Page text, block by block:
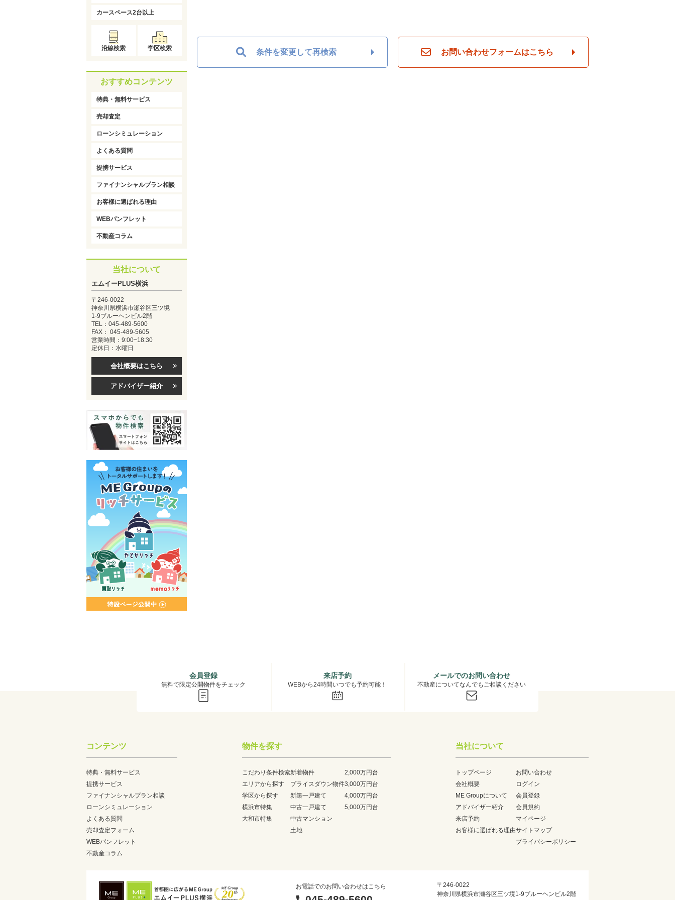
条件を変更して再検索 お問い合わせフォームはこちら
カースペース2台以上
沿線検索 学区検索
おすすめコンテンツ
特典・無料サービス
売却査定
ローンシミュレーション
よくある質問
提携サービス
ファイナンシャルプラン相談
お客様に選ばれる理由
WEBパンフレット
不動産コラム
当社について
エムイーPLUS横浜
〒246-0022
神奈川県横浜市瀬谷区三ツ境
1-9ブルーヘンビル2階
TEL：045-489-5600
FAX： 045-489-5605
営業時間：9:00~18:30
定休日：水曜日
会社概要はこちら
アドバイザー紹介
会員登録
無料で限定公開物件をチェック
来店予約
WEBから24時間いつでも予約可能！
メールでのお問い合わせ
不動産についてなんでもご相談ください
コンテンツ
特典・無料サービス
提携サービス
ファイナンシャルプラン相談
ローンシミュレーション
よくある質問
売却査定フォーム
WEBパンフレット
不動産コラム
物件を探す
こだわり条件検索
エリアから探す
学区から探す
横浜市特集
大和市特集
新着物件
プライスダウン物件
新築一戸建て
中古一戸建て
中古マンション
土地
2,000万円台
3,000万円台
4,000万円台
5,000万円台
当社について
トップページ
会社概要
ME Groupについて
アドバイザー紹介
来店予約
お客様に選ばれる理由
お問い合わせ
ログイン
会員登録
会員規約
マイページ
サイトマップ
プライバシーポリシー
お電話でのお問い合わせはこちら
〒246-0022
神奈川県横浜市瀬谷区三ツ境1-9ブルーヘンビル2階